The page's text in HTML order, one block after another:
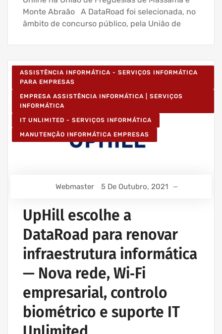
Monte Abraão A DataRoad foi selecionada, no
âmbito de concurso público, pela União de
ASSISTÊNCIA INFORMÁTICA - SERVIÇOS INFORMÁTICA
PARA EMPRESAS
EMPRESA ASSISTÊNCIA INFORMÁTICA | SERVIÇOS
INFORMÁTICA
IT UNLIMITED - SERVIÇOS INFORMÁTICA
MANUTENÇÃO INFORMÁTICA EMPRESAS
Webmaster 5 De Outubro, 2021
UpHill escolhe a
DataRoad para renovar
infraestrutura informática
— Nova rede, Wi‑Fi
empresarial, controlo
biométrico e suporte IT